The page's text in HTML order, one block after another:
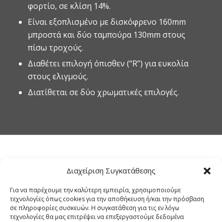
Διαχείριση Συγκατάθεσης
Για να παρέχουμε την καλύτερη εμπειρία, χρησιμοποιούμε
τεχνολογίες όπως cookies για την αποθήκευση ή/και την πρόσβαση
σε πληροφορίες συσκευών. Η συγκατάθεση για τις εν λόγω
τεχνολογίες θα μας επιτρέψει να επεξεργαστούμε δεδομένα
φορτίο, σε κλίση 14%.
Είναι εξοπλισμένο με δισκόφρενο 160mm
μπροστά και δύο ταμπούρα 130mm στους
πίσω τροχούς.
Διαθέτει επιλογή όπισθεν (“R”) για ευκολία
στους ελιγμούς.
Διατίθεται σε δύο χρωματικές επιλογές.
: Κάθε όχημα θα πρέπει να χρησιμοποιείται με τις σχάρες
και τις χειρολαβές οι οποίες έχουν συναρμολογηθεί από το εργοστάσιο και η
Η χρησιμοποίηση aftermarket σχαρών τροποποιούν τον σχεδιασμό του οχήματος.
Τα οχήματα μπορεί να διαφοροποιηθούν από τον κατασκευαστή χωρίς
ειδοποίηση. Οι φωτογραφίες που εμφανίζονται στο siteμπορεί να διαφέρουν σε
λεπτομέρειες. Παρακαλούμε ενημερωθείτε από το δίκτυο συνεργατών της